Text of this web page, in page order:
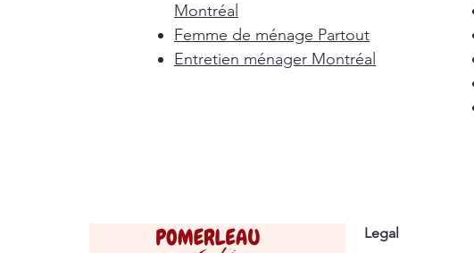
Montréal
Femme de ménage Partout
Entretien ménager Montréal
Legal